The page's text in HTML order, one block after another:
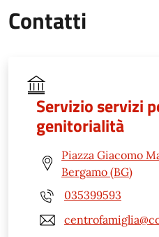
Contatti
Servizio servizi
genitorialità
Piazza Giacomo
Bergamo (BG)
035399593